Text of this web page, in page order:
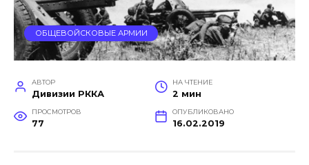
ОБЩЕВОЙСКОВЫЕ АРМИИ
АВТОР
Дивизии РККА
НА ЧТЕНИЕ
2 мин
ПРОСМОТРОВ
77
ОПУБЛИКОВАНО
16.02.2019